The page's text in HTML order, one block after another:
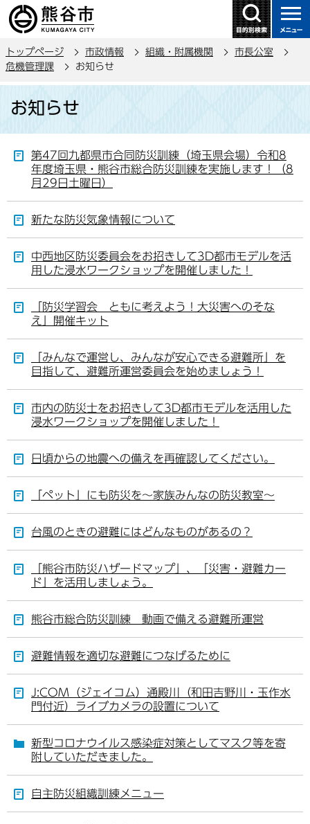
の
ー
トップページ 市政情報 組織・附属機関
市長公室
危機管理課
お知らせ
お知らせ
第47回九都県市合同防災訓練（埼玉県会場）令和8
年度埼玉県・熊谷市総合防災訓練を実施します！（8
月29日土曜日）
新たな防災気象情報について
中西地区防災委員会をお招きして3D都市モデルを活
用した浸水ワークショップを開催しました！
「防災学習会 ともに考えよう！大災害へのそな
え」開催キット
「みんなで運営し、みんなが安心できる避難所」を
目指して、避難所運営委員会を始めましょう！
市内の防災士をお招きして3D都市モデルを活用した
浸水ワークショップを開催しました！
日頃からの地震への備えを再確認してください。
「ペット」にも防災を～家族みんなの防災教室～
台風のときの避難にはどんなものがあるの？
「熊谷市防災ハザードマップ」、「災害・避難カー
ド」を活用しましょう。
熊谷市総合防災訓練 動画で備える避難所運営
避難情報を適切な避難につなげるために
J:COM（ジェイコム）通殿川（和田吉野川・玉作水
門付近）ライブカメラの設置について
新型コロナウイルス感染症対策としてマスク等を寄
附していただきました。
自主防災組織訓練メニュー